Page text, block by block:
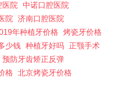
医院
中诺口腔医院
院
济南口腔医院
年种植牙价格
烤瓷牙价格
少钱 种植牙好吗
正颚手术
预防牙齿矫正反弹
格 北京烤瓷牙价格